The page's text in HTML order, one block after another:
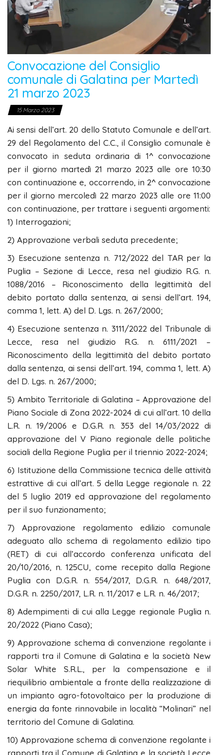
Convocazione del Consiglio
comunale di Galatina per Martedì
21 marzo 2023
15 Marzo 2023
Ai sensi dell’art. 20 dello Statuto Comunale e dell’art.
29 del Regolamento del C.C., il Consiglio comunale è
convocato in seduta ordinaria di 1^ convocazione
per il giorno martedì 21 marzo 2023 alle ore 10:30
con continuazione e, occorrendo, in 2^ convocazione
per il giorno mercoledì 22 marzo 2023 alle ore 11:00
con continuazione, per trattare i seguenti argomenti:
1) Interrogazioni;
2) Approvazione verbali seduta precedente;
3) Esecuzione sentenza n. 712/2022 del TAR per la
Puglia – Sezione di Lecce, resa nel giudizio R.G. n.
1088/2016 – Riconoscimento della legittimità del
debito portato dalla sentenza, ai sensi dell’art. 194,
comma 1, lett. A) del D. Lgs. n. 267/2000;
4) Esecuzione sentenza n. 3111/2022 del Tribunale di
Lecce, resa nel giudizio R.G. n. 6111/2021 –
Riconoscimento della legittimità del debito portato
dalla sentenza, ai sensi dell’art. 194, comma 1, lett. A)
del D. Lgs. n. 267/2000;
5) Ambito Territoriale di Galatina – Approvazione del
Piano Sociale di Zona 2022-2024 di cui all’art. 10 della
L.R. n. 19/2006 e D.G.R. n. 353 del 14/03/2022 di
approvazione del V Piano regionale delle politiche
sociali della Regione Puglia per il triennio 2022-2024;
6) Istituzione della Commissione tecnica delle attività
estrattive di cui all’art. 5 della Legge regionale n. 22
del 5 luglio 2019 ed approvazione del regolamento
per il suo funzionamento;
7) Approvazione regolamento edilizio comunale
adeguato allo schema di regolamento edilizio tipo
(RET) di cui all’accordo conferenza unificata del
20/10/2016, n. 125CU, come recepito dalla Regione
Puglia con D.G.R. n. 554/2017, D.G.R. n. 648/2017,
D.G.R. n. 2250/2017, L.R. n. 11/2017 e L.R. n. 46/2017;
8) Adempimenti di cui alla Legge regionale Puglia n.
20/2022 (Piano Casa);
9) Approvazione schema di convenzione regolante i
rapporti tra il Comune di Galatina e la società New
Solar White S.R.L., per la compensazione e il
riequilibrio ambientale a fronte della realizzazione di
un impianto agro-fotovoltaico per la produzione di
energia da fonte rinnovabile in località “Molinari” nel
territorio del Comune di Galatina.
10) Approvazione schema di convenzione regolante i
rapporti tra il Comune di Galatina e la società Lecce